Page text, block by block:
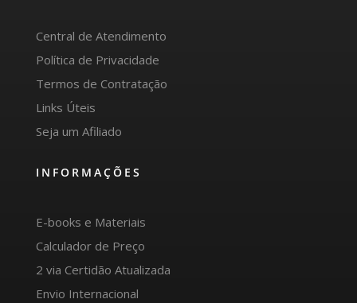
Central de Atendimento
Política de Privacidade
Termos de Contratação
Links Úteis
Seja um Afiliado
INFORMAÇÕES
E-books e Materiais
Calculador de Preço
2 via Certidão Atualizada
Envio Internacional